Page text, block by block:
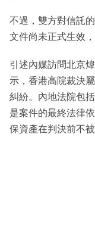
不過，雙方對信託
文件尚未正式生效
引述內媒訪問北京
示，香港高院裁決
糾紛。內地法院包
是案件的最終法律
保資產在判決前不被